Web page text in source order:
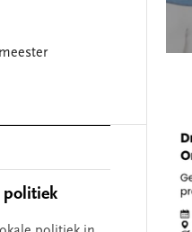
politiek